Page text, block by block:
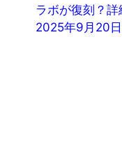
ラボが復刻？詳
2025年9月20日